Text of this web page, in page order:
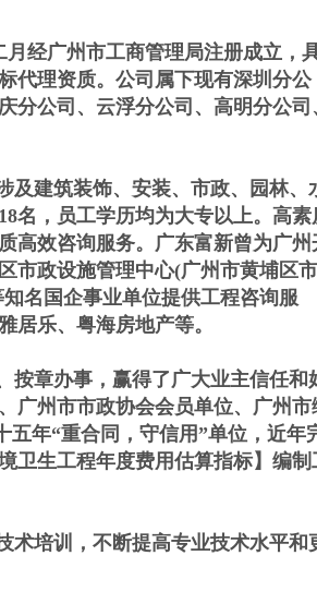
经广州市工商管理局注册成立，
代理资质。公司属下现有深圳分公
分公司、云浮分公司、高明分公司
及建筑装饰、安装、市政、园林、
名，员工学历均为大专以上。高素
高效咨询服务。广东富新曾为广州
市政设施管理中心(广州市黄埔区市
名国企事业单位提供工程咨询服
居乐、粤海房地产等。
按章办事，赢得了广大业主信任和
广州市市政协会会员单位、广州市
五年“重合同，守信用”单位，近年
卫生工程年度费用估算指标】编制
术培训，不断提高专业技术水平和